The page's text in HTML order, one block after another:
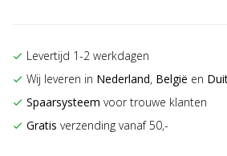
check Levertijd 1-2 werkdagen
check Wij leveren in Nederland, België en
check Spaarsysteem voor trouwe klanten
check Gratis verzending vanaf 50,-